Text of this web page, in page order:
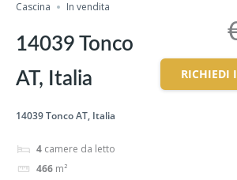
Cascina In vendita
14039 Tonco
AT, Italia
14039 Tonco AT, Italia
4 camere da letto
466 m²
RICHIEDI